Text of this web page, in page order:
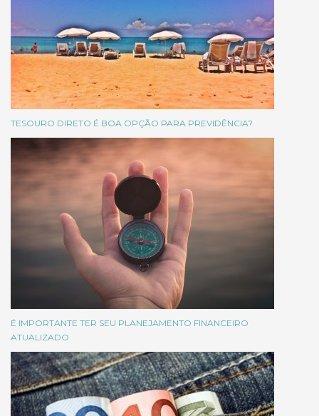
TESOURO DIRETO É BOA OPÇÃO PARA PREVIDÊNCIA?
É IMPORTANTE TER SEU PLANEJAMENTO FINANCEIRO
ATUALIZADO